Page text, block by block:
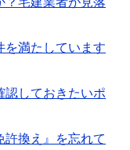
を満たしています
認しておきたいポ
許換え』を忘れて